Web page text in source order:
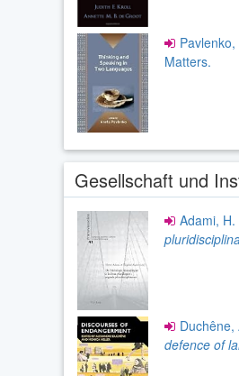
Matters.
Gesellschaft und
Adami,
defence of